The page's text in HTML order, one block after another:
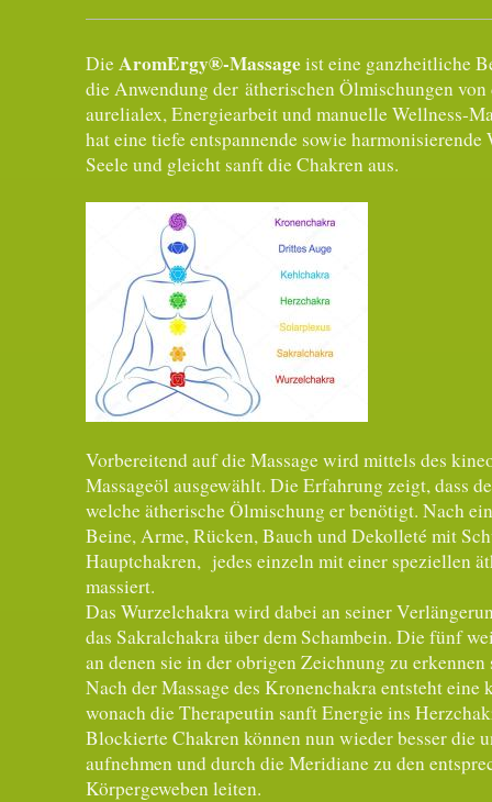
DieAromErgy®-Massageist eine ganzheitliche
die Anwendung der ätherischen Ölmischungen
aurelialex, Energiearbeit und manuelle Wellness-
hat eine tiefe entspannende sowie
Seele und gleicht sanft die Chakren aus.
Vorbereitend auf die Massage wird mittels des
Massageöl ausgewählt. Die Erfahrung zeigt, dass
welche ätherische Ölmischung er benötigt. Nach
Beine, Arme, Rücken, Bauch und Dekolleté mit
Hauptchakren, jedes einzeln mit einer speziellen
massiert.
Das Wurzelchakra wird dabei an seiner
das Sakralchakra über dem Schambein. Die fünf
an denen sie in der obrigen Zeichnung zu erkennen
Nach der Massage des Kronenchakra entsteht eine
wonach die Therapeutin sanft Energie ins
Blockierte Chakren können nun wieder besser die
aufnehmen und durch die Meridiane zu den
Körpergeweben leiten.